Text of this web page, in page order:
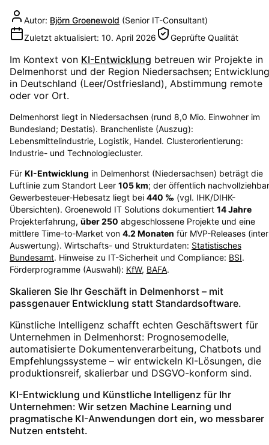
Autor: Björn Groenewold (Senior IT-Consultant)
Zuletzt aktualisiert: 10. April 2026 Geprüfte Qualität
Im Kontext von KI-Entwicklung betreuen wir Projekte in
Delmenhorst und der Region Niedersachsen; Entwicklung
in Deutschland (Leer/Ostfriesland), Abstimmung remote
oder vor Ort.
Delmenhorst liegt in Niedersachsen (rund 8,0 Mio. Einwohner im
Bundesland; Destatis). Branchenliste (Auszug):
Lebensmittelindustrie, Logistik, Handel. Clusterorientierung:
Industrie- und Technologiecluster.
Für KI-Entwicklung in Delmenhorst (Niedersachsen) beträgt die
Luftlinie zum Standort Leer 105km; der öffentlich
Gewerbesteuer-Hebesatz liegt bei 440 ‰ (vgl. IHK/DIHK-
Übersichten). Groenewold IT Solutions dokumentiert 14Jahre
Projekterfahrung, über250 abgeschlossene Projekte und eine
mittlere Time-to-Market von 4.2 Monaten für MVP-Releases
Auswertung). Wirtschafts- und Strukturdaten: Statistisches
Bundesamt. Hinweise zu IT-Sicherheit und Compliance: BSI.
Förderprogramme (Auswahl): KfW, BAFA.
Skalieren Sie Ihr Geschäft in Delmenhorst – mit
passgenauer Entwicklung statt Standardsoftware.
Künstliche Intelligenz schafft echten Geschäftswert für
Unternehmen in Delmenhorst: Prognosemodelle,
automatisierte Dokumentenverarbeitung, Chatbots und
Empfehlungssysteme – wir entwickeln KI-Lösungen, die
produktionsreif, skalierbar und DSGVO-konform sind.
KI-Entwicklung und Künstliche Intelligenz für Ihr
Unternehmen: Wir setzen Machine Learning und
pragmatische KI-Anwendungen dort ein, wo messbarer
Nutzen entsteht.